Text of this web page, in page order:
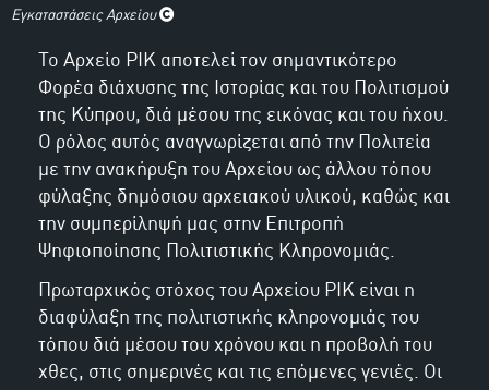
Εγκαταστάσεις Αρχείου
Το Αρχείο ΡΙΚ αποτελεί τον σημαντικότερο
Φορέα διάχυσης της Ιστορίας και του Πολιτισμού
της Κύπρου, διά μέσου της εικόνας και του ήχου.
Ο ρόλος αυτός αναγνωρίζεται από την Πολιτεία
με την ανακήρυξη του Αρχείου ως άλλου τόπου
φύλαξης δημόσιου αρχειακού υλικού, καθώς και
την συμπερίληψή μας στην Επιτροπή
Ψηφιοποίησης Πολιτιστικής Κληρονομιάς.
Πρωταρχικός στόχος του Αρχείου ΡΙΚ είναι η
διαφύλαξη της πολιτιστικής κληρονομιάς του
τόπου διά μέσου του χρόνου και η προβολή του
χθες, στις σημερινές και τις επόμενες γενιές. Οι